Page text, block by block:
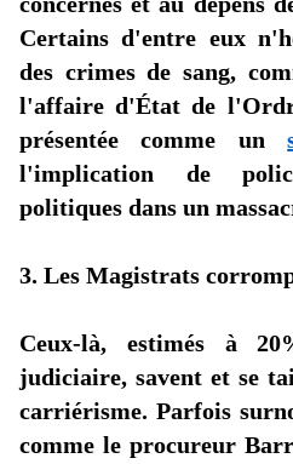
Certainsd'entre eux
des crimes de sang,
l'affaire d'État de
présentée comme un
l'implication de
politiques dans un
3. Les Magistrats
Ceux-là, estimés à
judiciaire, savent et se
carriérisme. Parfois
comme le procureur